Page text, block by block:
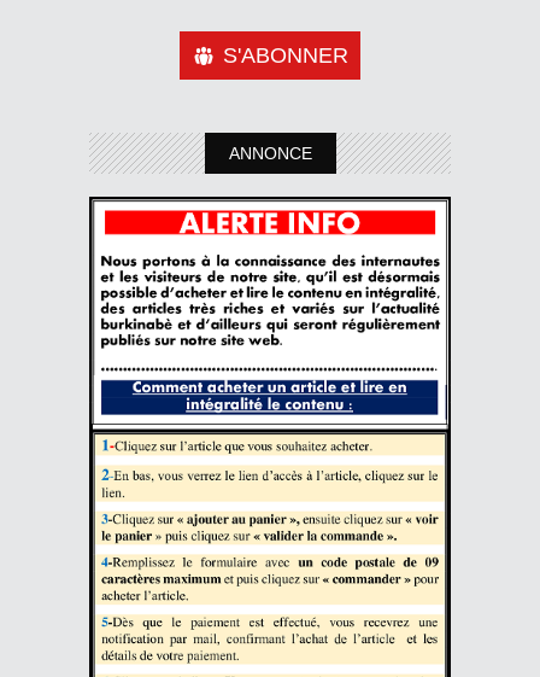
S'ABONNER
ANNONCE